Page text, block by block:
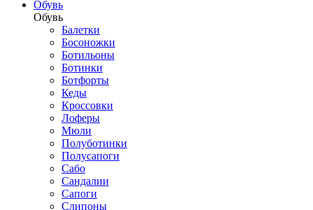
Обувь
Обувь
Балетки
Босоножки
Ботильоны
Ботинки
Ботфорты
Кеды
Кроссовки
Лоферы
Мюли
Полуботинки
Полусапоги
Сабо
Сандалии
Сапоги
Слипоны